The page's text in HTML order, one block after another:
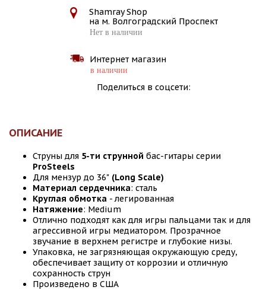
Shamray Shop
на м. Волгоградский Проспект
Нет в наличии
Интернет магазин
в наличии
Поделиться в соцсети:
ОПИСАНИЕ
Струны для 5-ти струнной бас-гитары серии
ProSteels
Для мензур до 36" (Long Scale)
Материал сердечника: сталь
Круглая обмотка - легированная
Натяжение: Medium
Отлично подходят как для игры пальцами так и для
агрессивной игры медиатором. Прозрачное
звучание в верхнем регистре и глубокие низы.
Упаковка, не загрязняющая окружающую среду,
обеспечивает защиту от коррозии и отличную
сохранность струн
Произведено в США